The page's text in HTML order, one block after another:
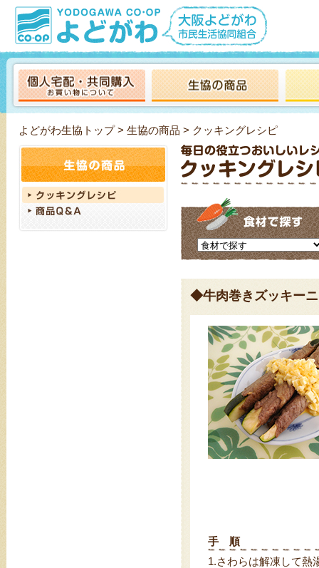
よどがわ生協トップ> 生協の商品 > クッキングレシピ
◆牛肉巻きズッキーニ
手 順
1.さわらは解凍して熱